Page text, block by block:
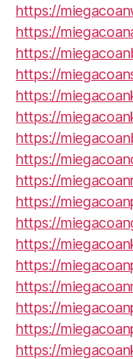
https://
https://
https://
https://
https://
https://
https://
https://
https://
https://
https://
https://
https://
https://
https://
https://
https://